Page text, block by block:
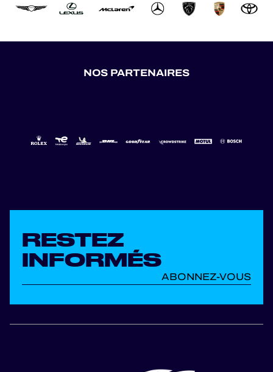
NOS PARTENAIRES
RESTEZ
INFORMÉS
ABONNEZ-VOUS